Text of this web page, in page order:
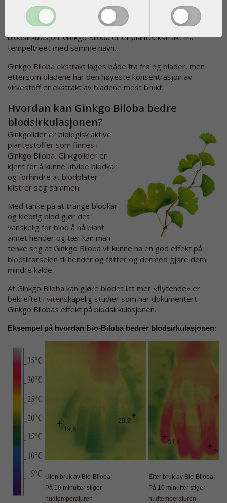
Planteekstrakt fra tempeltreet
Naturlegemiddelet Ginkgo Biloba har lang tradisjon innenfor
kinesisk medisin og har lenge vært brukt for å bedre
blodsirkulasjon. Ginkgo Biloba er et planteekstrakt fra
tempeltreet med samme navn.
Ginkgo Biloba ekstrakt lages både fra frø og blader, men
ettersom bladene har den høyeste konsentrasjon av
virkestoff er ekstrakt av bladene mest brukt.
Hvordan kan Ginkgo Biloba bedre
blodsirkulasjonen?
Ginkgolider er biologisk aktive
plantestoffer som finnes i
Ginkgo Biloba. Ginkgolider er
kjent for å kunne utvide blodkar
og forhindre at blodplater
klistrer seg sammen.
Med tanke på at trange blodkar
og klebrig blod gjør det
vanskelig for blod å nå blant
annet hender og tær kan man
tenke seg at Ginkgo Biloba vil kunne ha en god effekt på
blodtilførselen til hender og føtter og dermed gjøre dem
mindre kalde.
At Ginkgo Biloba kan gjøre blodet litt mer «flytende» er
bekreftet i vitenskapelig studier som har dokumentert
Ginkgo Bilobas effekt på blodsirkulasjonen.
Eksempel på hvordan Bio-Biloba bedrer blodsirkulasjonen:
Uten bruk av Bio-Biloba:
På 10 minutter stiger
hudtemperaturen
Etter bruk av Bio-Biloba:
På 10 minutter stiger
hudtemperaturen